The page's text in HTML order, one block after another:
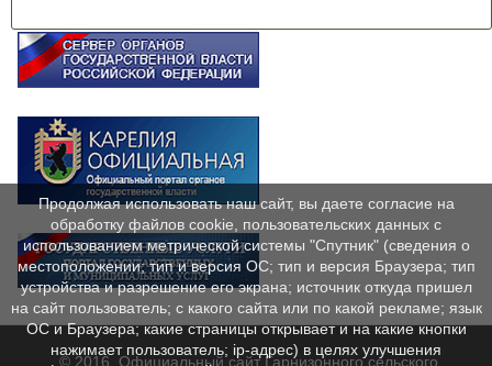
© 2016. Официальный сайт Гарнизонного сельского
Продолжая использовать наш сайт, вы даете согласие на
обработку файлов cookie, пользовательских данных с
использованием метрической системы "Спутник" (сведения о
местоположении; тип и версия ОС; тип и версия Браузера; тип
устройства и разрешение его экрана; источник откуда пришел
на сайт пользователь; с какого сайта или по какой рекламе; язык
ОС и Браузера; какие страницы открывает и на какие кнопки
нажимает пользователь; ip-адрес) в целях улучшения